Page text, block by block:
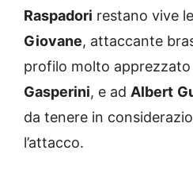
Raspadori restano vive
Giovane, attaccante
profilo molto apprezzato
Gasperini, e ad Albert
da tenere in
l’attacco.